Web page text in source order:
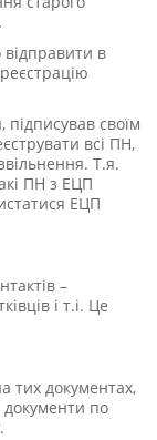
в
своїм
всі ПН,
Т.я.
ПН з ЕЦП
ЕЦП
–
і т.і. Це
тих документах,
документи по